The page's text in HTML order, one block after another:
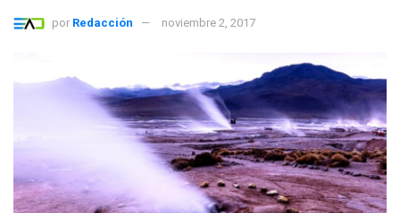
por Redacción noviembre 2, 2017